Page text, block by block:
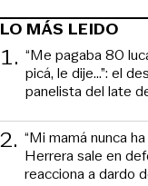
LO MÁS LEIDO
1. “Me pagaba 80
picá, le dije...”: el
panelista del late
2. “Mi mamá nunca
Herrera sale en
reacciona a dardo